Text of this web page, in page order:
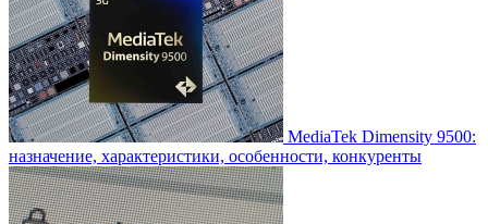
MediaTek Dimensity 9500:
назначение, характеристики, особенности, конкуренты